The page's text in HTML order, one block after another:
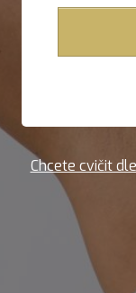
Chcete cvičit